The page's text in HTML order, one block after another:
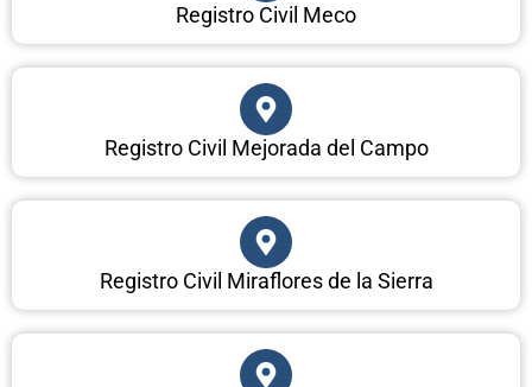
Registro Civil Meco
Registro Civil Mejorada del Campo
Registro Civil Miraflores de la Sierra